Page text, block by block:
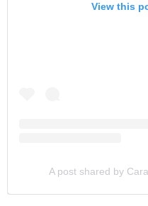
View this
A post shared by